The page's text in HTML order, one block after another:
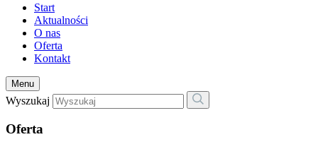
Start
Aktualności
O nas
Oferta
Kontakt
Menu
Wyszukaj
Oferta